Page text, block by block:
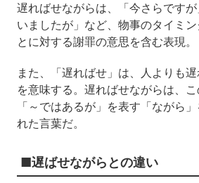
遅ればせながらは、「今さらです
いましたが」など、物事のタイミ
とに対する謝罪の意思を含む表現。
また、「遅ればせ」は、人よりも
を意味する。遅ればせながらは、
「～ではあるが」を表す「ながら
れた言葉だ。
■遅ばせながらとの違い